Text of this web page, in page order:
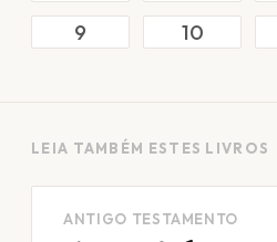
9
10
LEIA TAMBÉM ESTES LIVROS
ANTIGO TESTAMENTO